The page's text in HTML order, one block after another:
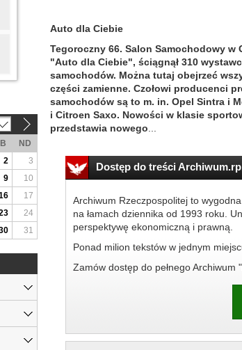
Auto dla Ciebie
Tegoroczny 66. Salon Samochodowy
"Auto dla Ciebie", ściągnął 310
samochodów. Można tutaj obejrzeć
części zamienne. Czołowi producenci
samochodów są to m. in. Opel Sintra i
i Citroen Saxo. Nowości w klasie
przedstawia nowego
Dostęp do treści
Archiwum Rzeczpospolitej to
na łamach dziennika od 1993 roku.
perspektywę ekonomiczną i prawną.
Ponad milion tekstów w jednym
Zamów dostęp do pełnego Archiwum
ND
2
3
9
10
17
24
31